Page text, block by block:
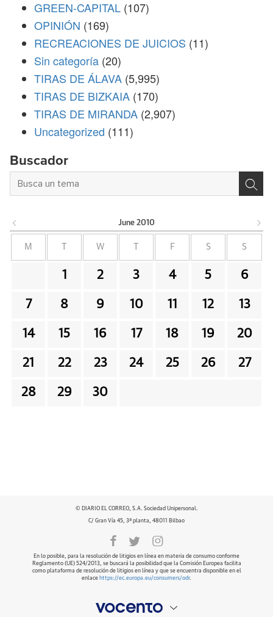
GREEN-CAPITAL (107)
OPINIÓN (169)
RECREACIONES DE JUICIOS (11)
Sin categoría (20)
TIRAS DE ÁLAVA (5,995)
TIRAS DE BIZKAIA (170)
TIRAS DE MIRANDA (2,907)
Uncategorized (111)
Buscador
June 2010
M W F S S
1 2 3 4 5 6
7 8 9 10 11 12 13
14 15 16 17 18 19 20
21 22 23 24 25 26 27
28 29 30
© DIARIO EL CORREO, S.A. Sociedad Unipersonal.
C/ Gran Vía 45, 3ª planta, 48011 Bilbao
En lo posible, para la resolución de litigios en línea en materia de consumo conforme
Reglamento (UE) 524/2013, se buscará la posibilidad que la Comisión Europea facilita
como plataforma de resolución de litigios en línea y que se encuentra disponible en el
enlace https://ec.europa.eu/consumers/odr.